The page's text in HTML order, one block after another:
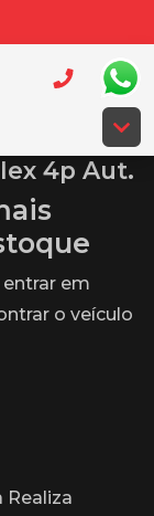
4p Aut.
em
o veículo